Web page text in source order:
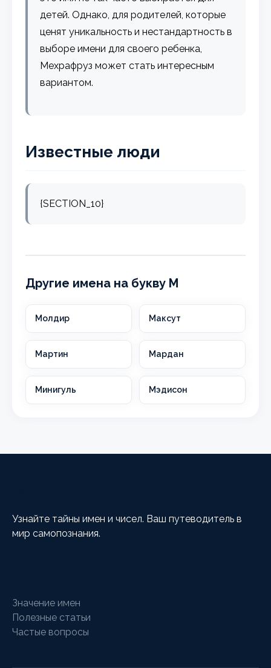
детей. Однако, для родителей, которые
ценят уникальность и нестандартность в
выборе имени для своего ребенка,
Мехрафруз может стать интересным
вариантом.
Известные люди
{SECTION_10}
Другие имена на букву М
Молдир Максут
Мартин Мардан
Минигуль Мэдисон
Узнайте тайны имен и чисел. Ваш путеводитель в
мир самопознания.
Значение имен
Полезные статьи
Частые вопросы